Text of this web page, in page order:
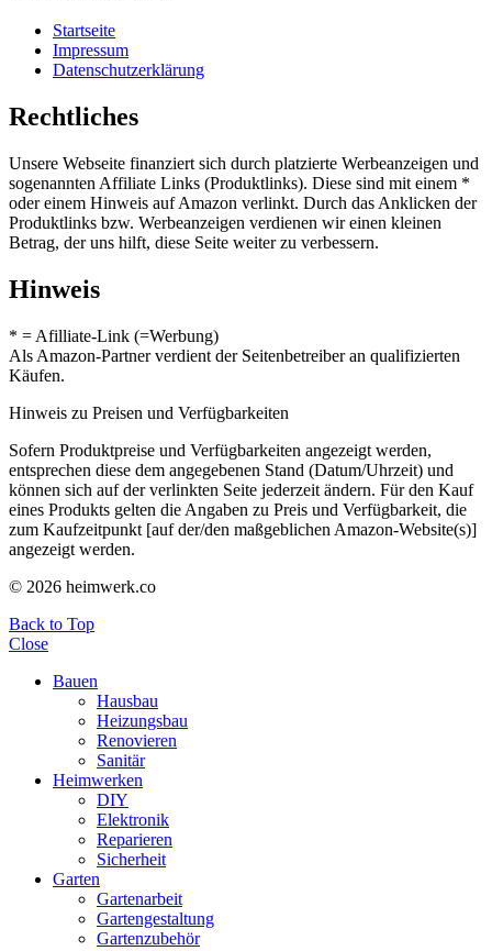
Startseite
Impressum
Datenschutzerklärung
Rechtliches
Unsere Webseite finanziert sich durch platzierte Werbeanzeigen und
sogenannten Affiliate Links (Produktlinks). Diese sind mit einem *
oder einem Hinweis auf Amazon verlinkt. Durch das Anklicken der
Produktlinks bzw. Werbeanzeigen verdienen wir einen kleinen
Betrag, der uns hilft, diese Seite weiter zu verbessern.
Hinweis
* = Afilliate-Link (=Werbung)
Als Amazon-Partner verdient der Seitenbetreiber an qualifizierten
Käufen.
Hinweis zu Preisen und Verfügbarkeiten
Sofern Produktpreise und Verfügbarkeiten angezeigt werden,
entsprechen diese dem angegebenen Stand (Datum/Uhrzeit) und
können sich auf der verlinkten Seite jederzeit ändern. Für den Kauf
eines Produkts gelten die Angaben zu Preis und Verfügbarkeit, die
zum Kaufzeitpunkt [auf der/den maßgeblichen Amazon-Website(s)]
angezeigt werden.
© 2026 heimwerk.co
Back to Top
Close
Bauen
Hausbau
Heizungsbau
Renovieren
Sanitär
Heimwerken
DIY
Elektronik
Reparieren
Sicherheit
Garten
Gartenarbeit
Gartengestaltung
Gartenzubehör